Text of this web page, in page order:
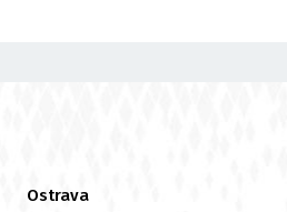
Ostrava